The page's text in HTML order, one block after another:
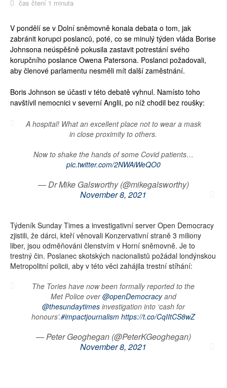
čas čtení 1 minuta
V pondělí se v Dolní sněmovně konala debata o tom, jak
zabránit korupci poslanců, poté, co se minulý týden vláda Borise
Johnsona neúspěšně pokusila zastavit potrestání svého
korupčního poslance Owena Patersona. Poslanci požadovali,
aby členové parlamentu nesměli mít další zaměstnání.
Boris Johnson se účasti v této debatě vyhnul. Namísto toho
navštívil nemocnici v severní Anglii, po níž chodil bez roušky:
A hospital! What an excellent place not to wear a mask
in close proximity to others.
Now to shake the hands of some Covid patients…
pic.twitter.com/2NWAiWeQO0
— Dr Mike Galsworthy (@mikegalsworthy)
November 8, 2021
Týdeník Sunday Times a investigativní server Open Democracy
zjistili, že dárci, kteří věnovali Konzervativní straně 3 miliony
liber, jsou odměňováni členstvím v Horní sněmovně. Je to
trestný čin. Poslanec skotských nacionalistů požádal londýnskou
Metropolitní policii, aby v této věci zahájila trestní stíhání:
The Tories have now been formally reported to the
Met Police over@openDemocracyand
@thesundaytimesinvestigation into ‘cash for
honours’.#impactjournalism https://t.co/CqIItCS8wZ
— Peter Geoghegan (@PeterKGeoghegan)
November 8, 2021